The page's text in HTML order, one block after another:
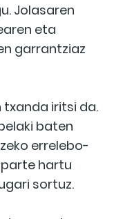
Jolasaren
eta
garrantziaz
txanda iritsi da.
baten
errelebo-
hartu
sortuz.